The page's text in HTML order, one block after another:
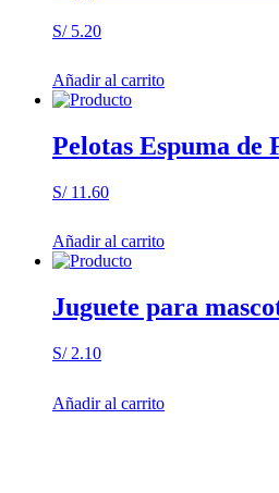
S/5.20
Añadir al carrito
Pelotas Espuma de
S/11.60
Añadir al carrito
Juguete para
S/2.10
Añadir al carrito